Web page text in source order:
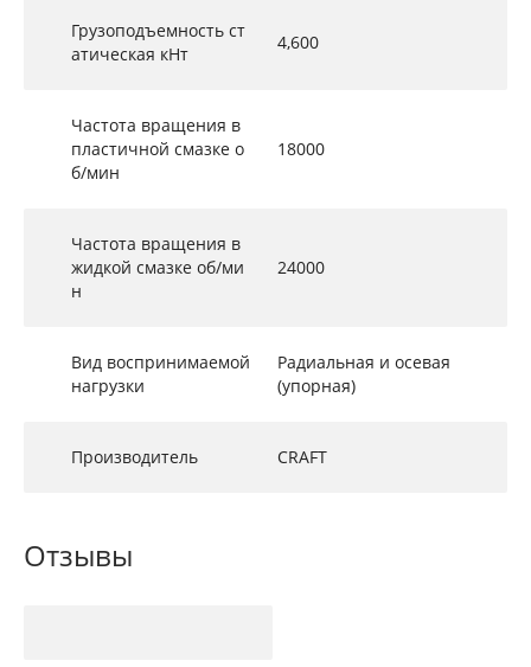
Грузоподъемность ст
атическая кНт
4,600
Частота вращения в
пластичной смазке о
б/мин
18000
Частота вращения в
жидкой смазке об/ми
н
24000
Вид воспринимаемой
нагрузки
Радиальная и осевая
(упорная)
Производитель CRAFT
Отзывы